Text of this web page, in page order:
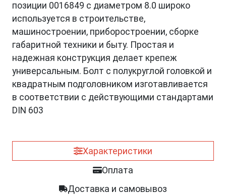
позиции 0016849 с диаметром 8.0 широко
используется в строительстве,
машиностроении, приборостроении, сборке
габаритной техники и быту. Простая и
надежная конструкция делает крепеж
универсальным. Болт с полукруглой головкой и
квадратным подголовником изготавливается
в соответствии с действующими стандартами
DIN 603
Характеристики
Оплата
Доставка и самовывоз